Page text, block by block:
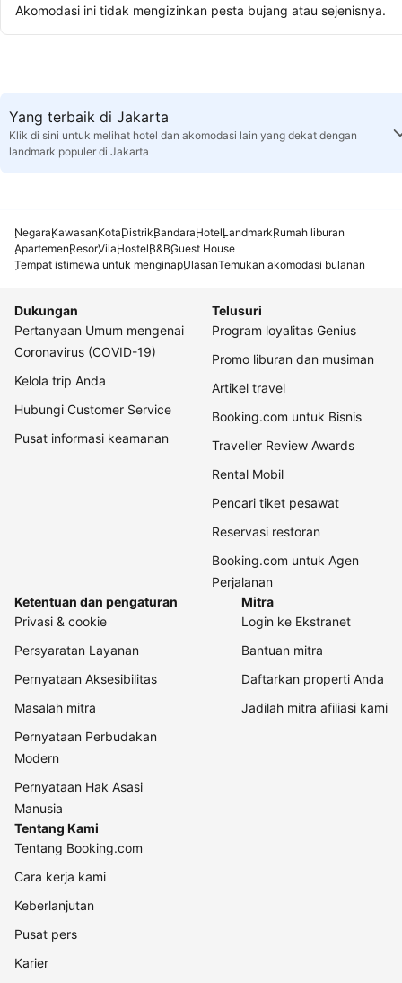
Akomodasi ini tidak mengizinkan pesta bujang atau sejenisnya.
Yang terbaik di Jakarta
Klik di sini untuk melihat hotel dan akomodasi lain yang dekat dengan
landmark populer di Jakarta
NegaraKawasanKotaDistrikBandaraHotelLandmarkRumah liburan
ApartemenResorVilaHostelB&BGuest House
Tempat istimewa untuk menginapUlasanTemukan akomodasi bulanan
Dukungan
Pertanyaan Umum mengenai
Coronavirus (COVID-19)
Kelola trip Anda
Hubungi Customer Service
Pusat informasi keamanan
Telusuri
Program loyalitas Genius
Promo liburan dan musiman
Artikel travel
Booking.com untuk Bisnis
Traveller Review Awards
Rental Mobil
Pencari tiket pesawat
Reservasi restoran
Booking.com untuk Agen
Perjalanan
Ketentuan dan pengaturan
Privasi & cookie
Persyaratan Layanan
Pernyataan Aksesibilitas
Masalah mitra
Pernyataan Perbudakan
Modern
Pernyataan Hak Asasi
Manusia
Mitra
Login ke Ekstranet
Bantuan mitra
Daftarkan properti Anda
Jadilah mitra afiliasi kami
Tentang Kami
Tentang Booking.com
Cara kerja kami
Keberlanjutan
Pusat pers
Karier